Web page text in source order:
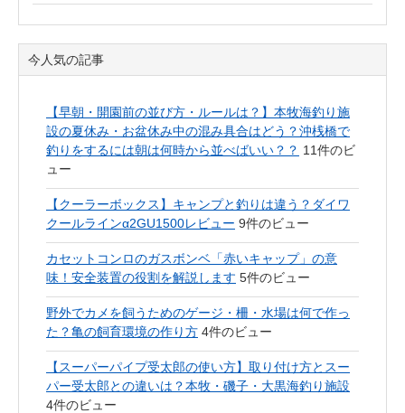
今人気の記事
【早朝・開園前の並び方・ルールは？】本牧海釣り施
設の夏休み・お盆休み中の混み具合はどう？沖桟橋で
釣りをするには朝は何時から並べばいい？？ 11件のビ
ュー
【クーラーボックス】キャンプと釣りは違う？ダイワ
クールラインα2GU1500レビュー 9件のビュー
カセットコンロのガスボンベ「赤いキャップ」の意
味！安全装置の役割を解説します 5件のビュー
野外でカメを飼うためのゲージ・柵・水場は何で作っ
た？亀の飼育環境の作り方 4件のビュー
【スーパーパイプ受太郎の使い方】取り付け方とスー
パー受太郎との違いは？本牧・磯子・大黒海釣り施設
4件のビュー